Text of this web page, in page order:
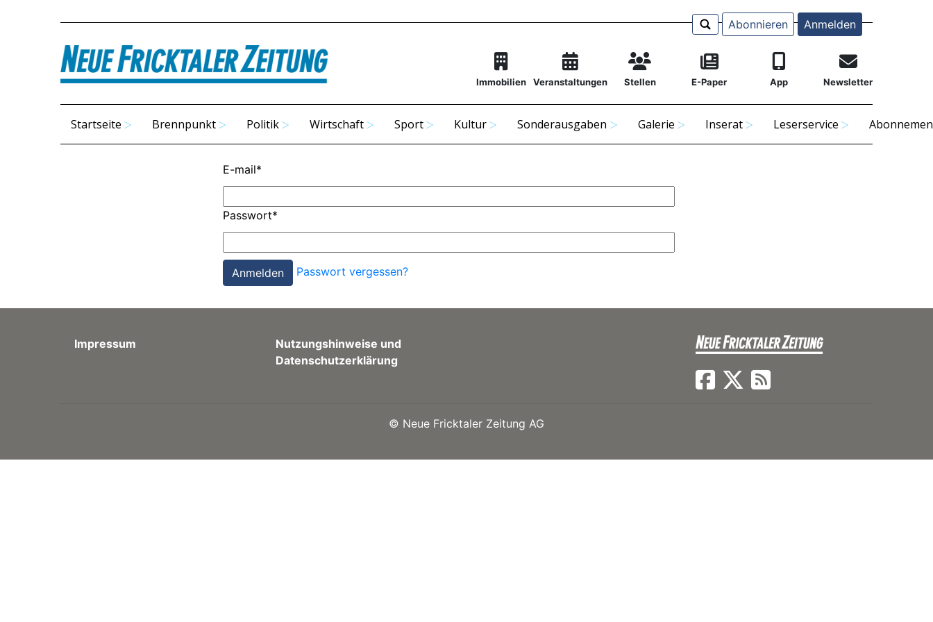
Abonnieren Anmelden
Immobilien Veranstaltungen Stellen E-Paper App Newsletter
Startseite Brennpunkt Politik Wirtschaft Sport Kultur Sonderausgaben Galerie Inserat Leserservice
E-mail*
Passwort*
Passwort vergessen?
Impressum
Nutzungshinweise und
Datenschutzerklärung
© Neue Fricktaler Zeitung AG